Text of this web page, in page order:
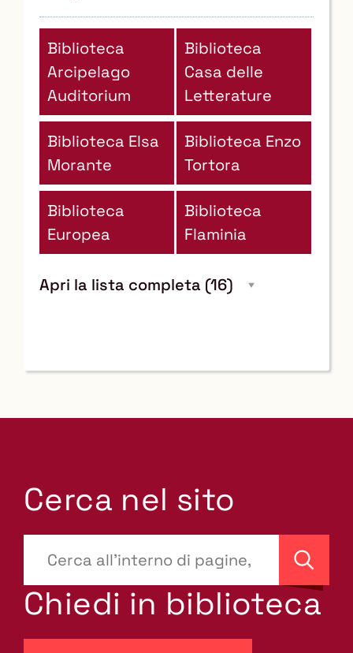
Biblioteca
Arcipelago
Auditorium
Biblioteca
Casa delle
Letterature
Biblioteca Elsa
Morante
Biblioteca Enzo
Tortora
Biblioteca
Europea
Biblioteca
Flaminia
Apri la lista completa (16)
Cerca nel sito
site-
search.label???
Cerca
Chiedi in biblioteca